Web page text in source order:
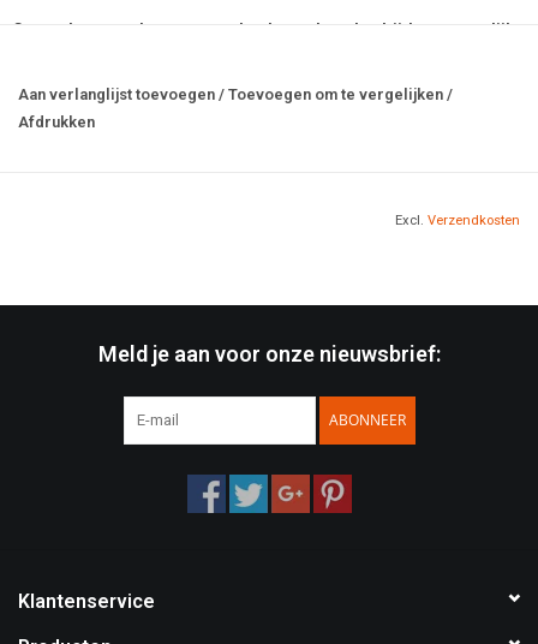
Gemaakt van polyester, goed gebouwd zoals altijd en natuurlijk
handvatten voor het dragen en D-ringen.
Afmetingen: 34 x 61 x 32 cm, 89 liter
Aan verlanglijst toevoegen / Toevoegen om te vergelijken /
Afdrukken
Excl. Verzendkosten
Meld je aan voor onze nieuwsbrief:
ABONNEER
Klantenservice